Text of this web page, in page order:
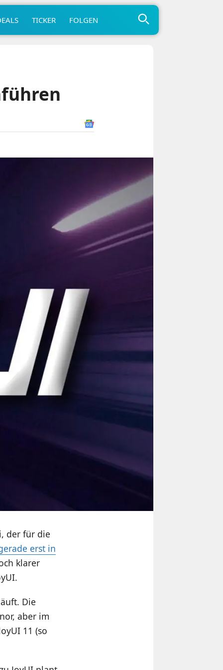
TICKER FOLGEN
der für die
erst in
klarer
Die
aber im
11 (so